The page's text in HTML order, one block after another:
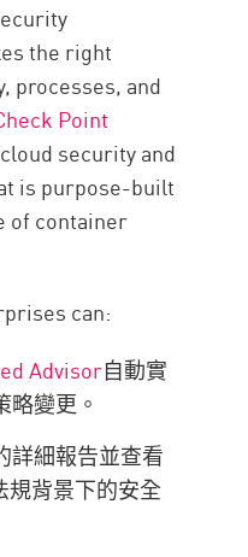
the right
processes, and
Point
security and
is purpose-built
of container
can:
Advisor自動實
變更。
詳細報告並查看
規背景下的安全